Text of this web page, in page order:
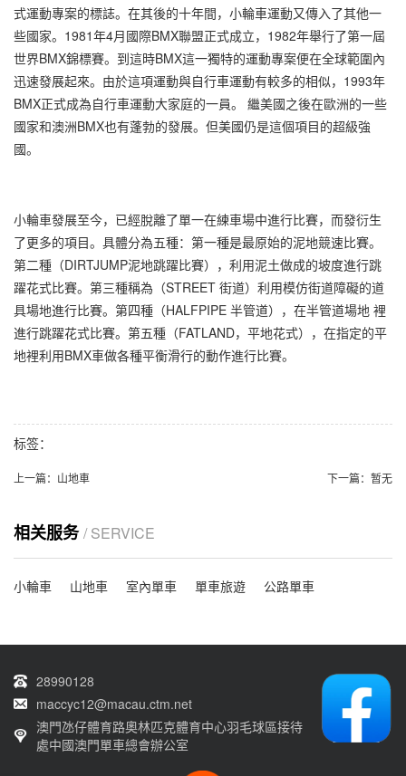
式運動專案的標誌。在其後的十年間，小輪車運動又傳入了其他一
些國家。1981年4月國際BMX聯盟正式成立，1982年舉行了第一屆
世界BMX錦標賽。到這時BMX這一獨特的運動專案便在全球範圍內
迅速發展起來。由於這項運動與自行車運動有較多的相似，1993年
BMX正式成為自行車運動大家庭的一員。 繼美國之後在歐洲的一些
國家和澳洲BMX也有蓬勃的發展。但美國仍是這個項目的超級強
國。
小輪車發展至今，已經脫離了單一在練車場中進行比賽，而發衍生
了更多的項目。具體分為五種：第一種是最原始的泥地競速比賽。
第二種（DIRTJUMP泥地跳躍比賽），利用泥土做成的坡度進行跳
躍花式比賽。第三種稱為（STREET 街道）利用模仿街道障礙的道
具場地進行比賽。第四種（HALFPIPE 半管道），在半管道場地 裡
進行跳躍花式比賽。第五種（FATLAND，平地花式），在指定的平
地裡利用BMX車做各種平衡滑行的動作進行比賽。
标签：
上一篇： 山地車 下一篇： 暂无
相关服务/ SERVICE
小輪車 山地車 室內單車 單車旅遊 公路單車
28990128
maccyc12@macau.ctm.net
澳門氹仔體育路奧林匹克體育中心羽毛球區接待
處中國澳門單車總會辦公室